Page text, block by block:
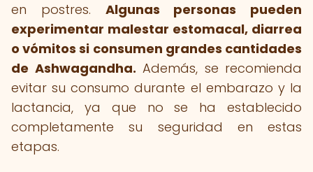
en postres. Algunas personas pueden
experimentar malestar estomacal, diarrea
o vómitos si consumen grandes cantidades
de Ashwagandha. Además, se recomienda
evitar su consumo durante el embarazo y la
lactancia, ya que no se ha establecido
completamente su seguridad en estas
etapas.